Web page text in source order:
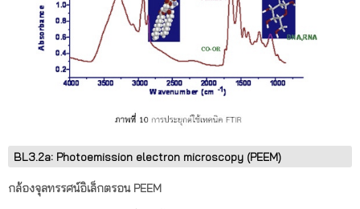
BL3.2a: Photoemission electron microscopy (PEEM)
กล้องจุลทรรศน์อิเล็กตรอน PEEM